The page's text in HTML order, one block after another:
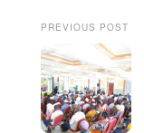
PREVIOUS POST